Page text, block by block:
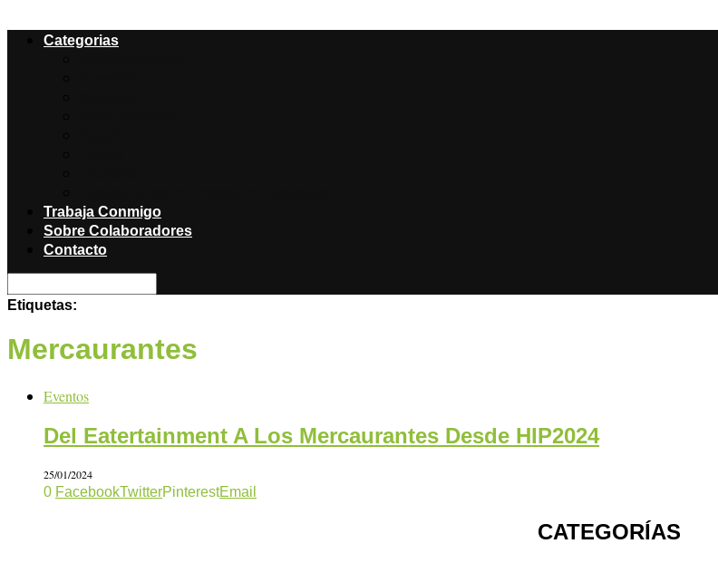
Categorias
Trabaja Conmigo
Sobre Colaboradores
Contacto
Etiquetas:
Mercaurantes
Eventos
Del Eatertainment A Los Mercaurantes Desde HIP2024
25/01/2024
0 FacebookTwitterPinterestEmail
CATEGORÍAS